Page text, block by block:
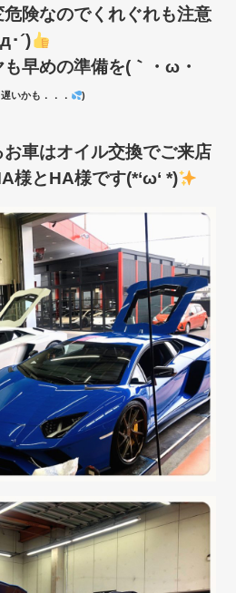
険なのでくれぐれも注意
･´)
早めの準備を(｀・ω・
いかも．．． )
車はオイル交換でご来店
様とHA様です(*‘ω‘ *)